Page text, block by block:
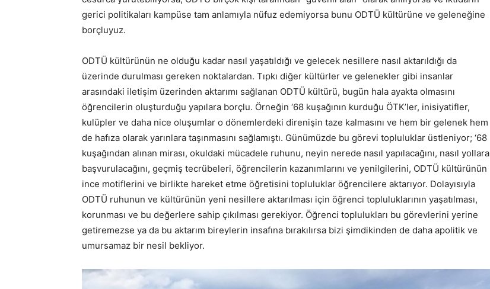
gerici politikaları kampüse tam anlamıyla nüfuz edemiyorsa bunu ODTÜ kültürüne ve geleneğine
borçluyuz.
ODTÜ kültürünün ne olduğu kadar nasıl yaşatıldığı ve gelecek nesillere nasıl aktarıldığı da
üzerinde durulması gereken noktalardan. Tıpkı diğer kültürler ve gelenekler gibi insanlar
arasındaki iletişim üzerinden aktarımı sağlanan ODTÜ kültürü, bugün hala ayakta olmasını
öğrencilerin oluşturduğu yapılara borçlu. Örneğin ‘68 kuşağının kurduğu ÖTK’ler, inisiyatifler,
kulüpler ve daha nice oluşumlar o dönemlerdeki direnişin taze kalmasını ve hem bir gelenek hem
de hafıza olarak yarınlara taşınmasını sağlamıştı. Günümüzde bu görevi topluluklar üstleniyor; ‘68
kuşağından alınan mirası, okuldaki mücadele ruhunu, neyin nerede nasıl yapılacağını, nasıl yollara
başvurulacağını, geçmiş tecrübeleri, öğrencilerin kazanımlarını ve yenilgilerini, ODTÜ kültürünün
ince motiflerini ve birlikte hareket etme öğretisini topluluklar öğrencilere aktarıyor. Dolayısıyla
ODTÜ ruhunun ve kültürünün yeni nesillere aktarılması için öğrenci topluluklarının yaşatılması,
korunması ve bu değerlere sahip çıkılması gerekiyor. Öğrenci toplulukları bu görevlerini yerine
getiremezse ya da bu aktarım bireylerin insafına bırakılırsa bizi şimdikinden de daha apolitik ve
umursamaz bir nesil bekliyor.